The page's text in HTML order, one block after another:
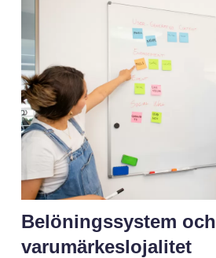
Belöningssystem och
varumärkeslojalitet